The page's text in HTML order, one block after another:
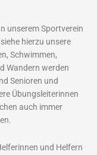
unserem Sportverein
hierzu unsere
Schwimmen,
Wandern werden
Senioren und
Übungsleiterinnen
auch immer
und Helfern